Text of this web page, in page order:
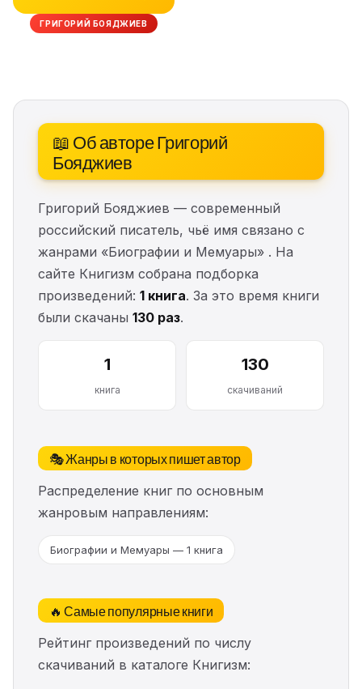
ГРИГОРИЙ БОЯДЖИЕВ
📖 Об авторе Григорий
Бояджиев
Григорий Бояджиев — современный
российский писатель, чьё имя связано с
жанрами «Биографии и Мемуары» . На
сайте Книгизм собрана подборка
произведений: 1 книга. За это время книги
были скачаны 130 раз.
1
книга
130
скачиваний
🎭 Жанры в которых пишет автор
Распределение книг по основным
жанровым направлениям:
Биографии и Мемуары — 1 книга
🔥 Самые популярные книги
Рейтинг произведений по числу
скачиваний в каталоге Книгизм: